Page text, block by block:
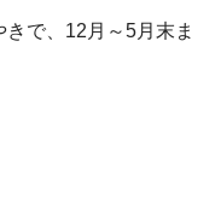
で、12月～5月末ま